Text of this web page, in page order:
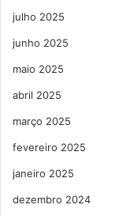
julho 2025
junho 2025
maio 2025
abril 2025
março 2025
fevereiro 2025
janeiro 2025
dezembro 2024